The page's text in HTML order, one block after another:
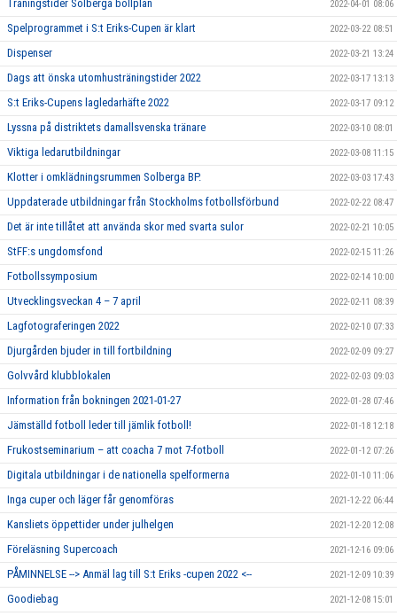
Träningstider Solberga bollplan 2022-04-01 08:06
Spelprogrammet i S:t Eriks-Cupen är klart 2022-03-22 08:51
Dispenser 2022-03-21 13:24
Dags att önska utomhusträningstider 2022 2022-03-17 13:13
S:t Eriks-Cupens lagledarhäfte 2022 2022-03-17 09:12
Lyssna på distriktets damallsvenska tränare 2022-03-10 08:01
Viktiga ledarutbildningar 2022-03-08 11:15
Klotter i omklädningsrummen Solberga BP. 2022-03-03 17:43
Uppdaterade utbildningar från Stockholms fotbollsförbund 2022-02-22 08:47
Det är inte tillåtet att använda skor med svarta sulor 2022-02-21 10:05
StFF:s ungdomsfond 2022-02-15 11:26
Fotbollssymposium 2022-02-14 10:00
Utvecklingsveckan 4 – 7 april 2022-02-11 08:39
Lagfotograferingen 2022 2022-02-10 07:33
Djurgården bjuder in till fortbildning 2022-02-09 09:27
Golvvård klubblokalen 2022-02-03 09:03
Information från bokningen 2021-01-27 2022-01-28 07:46
Jämställd fotboll leder till jämlik fotboll! 2022-01-18 12:18
Frukostseminarium – att coacha 7 mot 7-fotboll 2022-01-12 07:26
Digitala utbildningar i de nationella spelformerna 2022-01-10 11:06
Inga cuper och läger får genomföras 2021-12-22 06:44
Kansliets öppettider under julhelgen 2021-12-20 12:08
Föreläsning Supercoach 2021-12-16 09:06
PÅMINNELSE --> Anmäl lag till S:t Eriks -cupen 2022 <-- 2021-12-09 10:39
Goodiebag 2021-12-08 15:01